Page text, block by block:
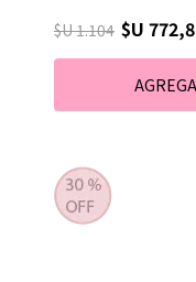
$U 1.104 $U 772,8